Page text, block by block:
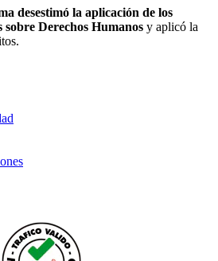
desestimó la aplicación de los
Derechos Humanos y aplicó la